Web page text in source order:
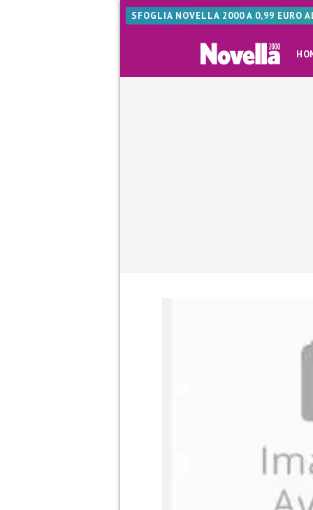
SFOGLIA NOVELLA 2000 A 0,99 EURO